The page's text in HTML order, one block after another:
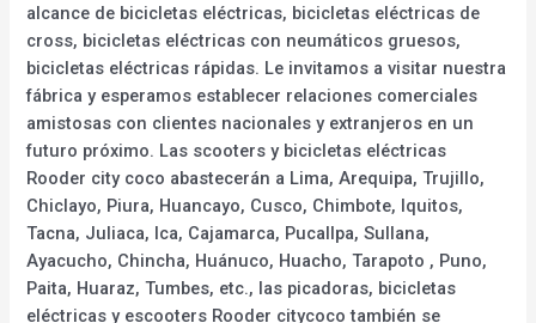
alcance de bicicletas eléctricas, bicicletas eléctricas de
cross, bicicletas eléctricas con neumáticos gruesos,
bicicletas eléctricas rápidas. Le invitamos a visitar nuestra
fábrica y esperamos establecer relaciones comerciales
amistosas con clientes nacionales y extranjeros en un
futuro próximo. Las scooters y bicicletas eléctricas
Rooder city coco abastecerán a Lima, Arequipa, Trujillo,
Chiclayo, Piura, Huancayo, Cusco, Chimbote, Iquitos,
Tacna, Juliaca, Ica, Cajamarca, Pucallpa, Sullana,
Ayacucho, Chincha, Huánuco, Huacho, Tarapoto , Puno,
Paita, Huaraz, Tumbes, etc., las picadoras, bicicletas
eléctricas y escooters Rooder citycoco también se